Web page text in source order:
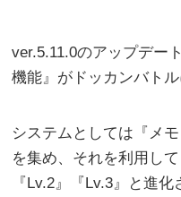
ver.5.11.0のアップデー
機能』がドッカンバトル
システムとしては『メ
を集め、それを利用し
『Lv.2』『Lv.3』と進